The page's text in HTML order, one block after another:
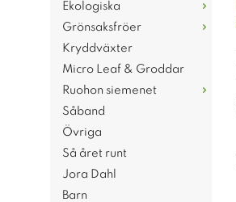
Ekologiska
Grönsaksfröer
Kryddväxter
Micro Leaf & Groddar
Ruohon siemenet
Såband
Övriga
Så året runt
Jora Dahl
Barn